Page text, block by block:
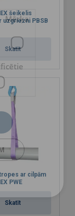
šeikelis
uzgriezni PBSB
Skatīt
ar cilpām
PWE
Skatīt
Mērķa